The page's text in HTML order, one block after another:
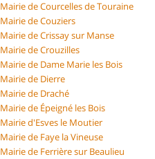
Mairie de Courcelles de Touraine
Mairie de Couziers
Mairie de Crissay sur Manse
Mairie de Crouzilles
Mairie de Dame Marie les Bois
Mairie de Dierre
Mairie de Draché
Mairie de Épeigné les Bois
Mairie d'Esves le Moutier
Mairie de Faye la Vineuse
Mairie de Ferrière sur Beaulieu